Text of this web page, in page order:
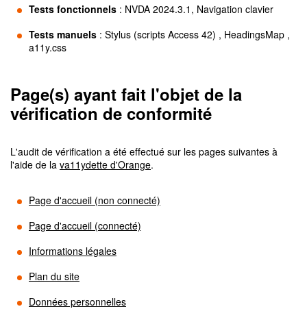
Tests fonctionnels : NVDA 2024.3.1, Navigation clavier
Tests manuels : Stylus (scripts Access 42) , HeadingsMap ,
a11y.css
Page(s) ayant fait l'objet de la
vérification de conformité
L'audit de vérification a été effectué sur les pages suivantes à
l'aide de la va11ydette d'Orange.
Page d'accueil (non connecté)
Page d'accueil (connecté)
Informations légales
Plan du site
Données personnelles